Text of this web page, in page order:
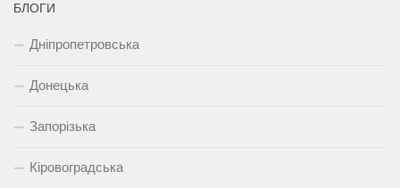
БЛОГИ
Дніпропетровська
Донецька
Запорізька
Кіровоградська